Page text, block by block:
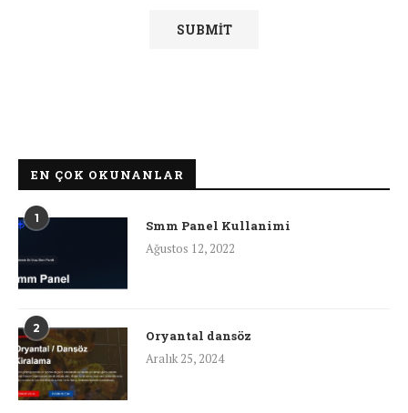
EN ÇOK OKUNANLAR
1
Smm Panel Kullanimi
Ağustos 12, 2022
2
Oryantal dansöz
Aralık 25, 2024